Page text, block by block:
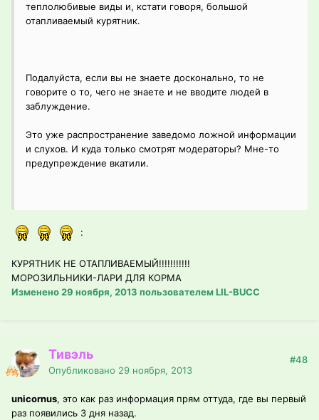
теплолюбивые виды и, кстати говоря, большой
отапливаемый курятник.
Подалуйста, если вы не знаете досконально, то не
говорите о то, чего не знаете и не вводите людей в
заблуждение.
Это уже распространение заведомо ложной информации
и слухов. И куда только смотрят модераторы? Мне-то
предупреждение вкатили.
:
КУРЯТНИК НЕ ОТАПЛИВАЕМЫЙ!!!!!!!!!!!
МОРОЗИЛЬНИКИ-ЛАРИ ДЛЯ КОРМА
Изменено29 ноября, 2013 пользователем LIL-BUCC
Тивэль
Опубликовано 29 ноября, 2013
#48
unicornus, это как раз информация прям оттуда, где вы первый
раз появились 3 дня назад.